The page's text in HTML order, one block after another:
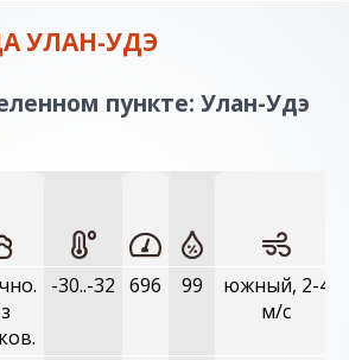
УЛАН-УДЭ
пункте: Улан-Удэ
-30..-32 696 99
южный, 2-4
м/с